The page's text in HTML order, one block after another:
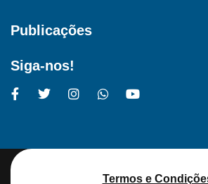
Publicações
Siga-nos!
Termos e